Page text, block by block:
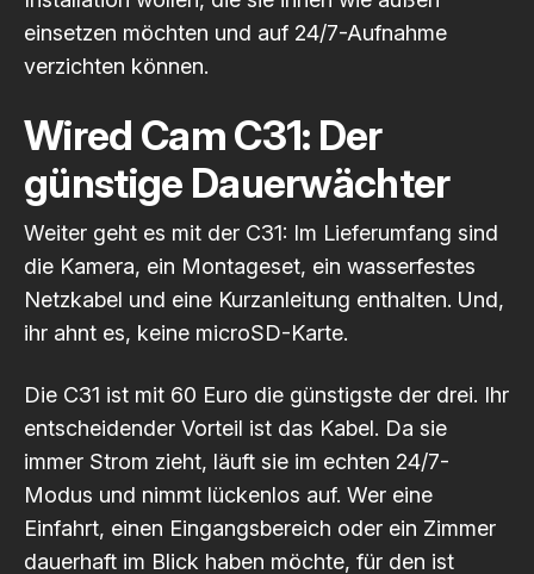
einsetzen möchten und auf 24/7-Aufnahme
verzichten können.
Wired Cam C31: Der
günstige Dauerwächter
Weiter geht es mit der C31: Im Lieferumfang sind
die Kamera, ein Montageset, ein wasserfestes
Netzkabel und eine Kurzanleitung enthalten. Und,
ihr ahnt es, keine microSD-Karte.
Die C31 ist mit 60 Euro die günstigste der drei. Ihr
entscheidender Vorteil ist das Kabel. Da sie
immer Strom zieht, läuft sie im echten 24/7-
Modus und nimmt lückenlos auf. Wer eine
Einfahrt, einen Eingangsbereich oder ein Zimmer
dauerhaft im Blick haben möchte, für den ist